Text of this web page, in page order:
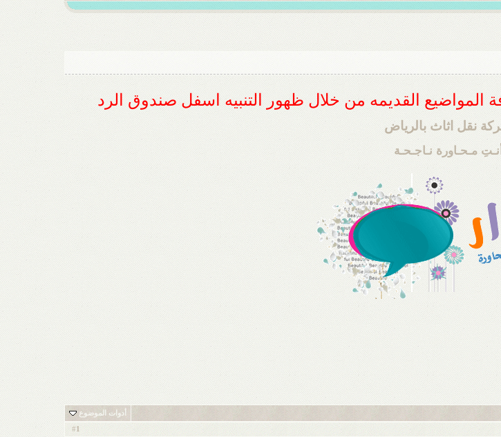
المواضيع القديمه من خلال ظهور التنبيه اسفل صندوق الرد
نقل اثاث بالرياض
مـحـاورة نـاجـحـة
أدوات الموضوع
1